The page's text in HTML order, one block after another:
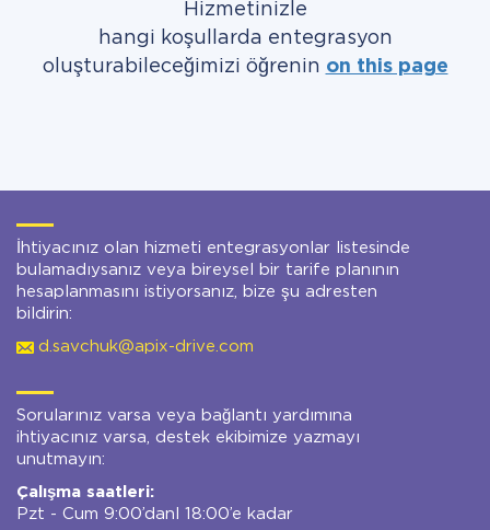
Hizmetinizle
hangi koşullarda entegrasyon
oluşturabileceğimizi öğrenin on this page
İhtiyacınız olan hizmeti entegrasyonlar listesinde
bulamadıysanız veya bireysel bir tarife planının
hesaplanmasını istiyorsanız, bize şu adresten
bildirin:
d.savchuk@apix-drive.com
Sorularınız varsa veya bağlantı yardımına
ihtiyacınız varsa, destek ekibimize yazmayı
unutmayın:
Çalışma saatleri:
Pzt - Cum 9:00’danl 18:00’e kadar